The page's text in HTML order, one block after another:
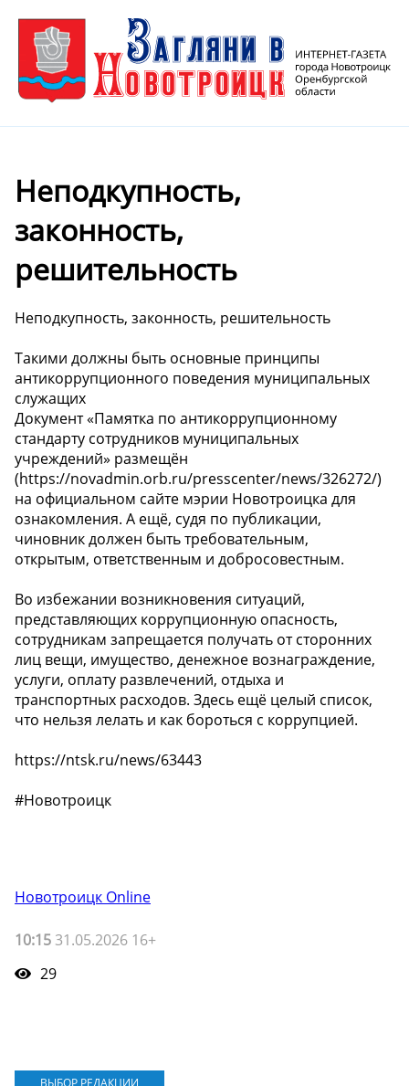
Неподкупность,
законность,
решительность
Неподкупность, законность, решительность
Такими должны быть основные принципы
антикоррупционного поведения муниципальных
служащих
Документ «Памятка по антикоррупционному
стандарту сотрудников муниципальных
учреждений» размещён
(https://novadmin.orb.ru/presscenter/news/326272/)
на официальном сайте мэрии Новотроицка для
ознакомления. А ещё, судя по публикации,
чиновник должен быть требовательным,
открытым, ответственным и добросовестным.
Во избежании возникновения ситуаций,
представляющих коррупционную опасность,
сотрудникам запрещается получать от сторонних
лиц вещи, имущество, денежное вознаграждение,
услуги, оплату развлечений, отдыха и
транспортных расходов. Здесь ещё целый список,
что нельзя лелать и как бороться с коррупцией.
https://ntsk.ru/news/63443
#Новотроицк
Новотроицк Online
10:15 31.05.2026 16+
29